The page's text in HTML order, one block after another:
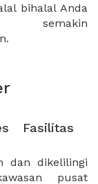
Fasilitas